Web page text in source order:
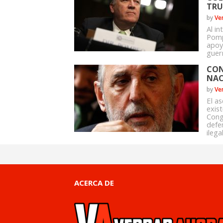
by
Al
by
El
ACERCA DE